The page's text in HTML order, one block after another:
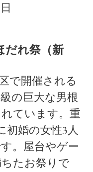
だれ祭（新
で開催される
の巨大な男根
ています。重
初婚の女性3人
。屋台やゲー
たお祭りで